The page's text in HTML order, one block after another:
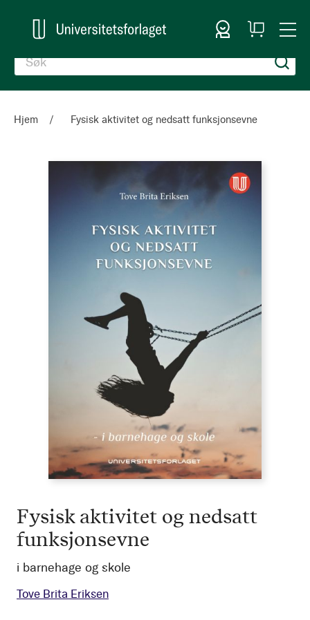
Logg inn
Handlekurv
Hjem Fysisk aktivitet og nedsatt funksjonsevne
Fysisk aktivitet og nedsatt
funksjonsevne
i barnehage og skole
Tove Brita Eriksen